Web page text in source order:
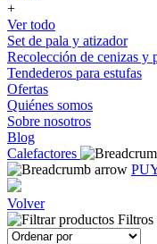
+
Ver todo
Set de pala y atizador
Recolección de cenizas y
Tendederos para estufas
Ofertas
Quiénes somos
Sobre nosotros
Blog
Calefactores
Volver
Filtros